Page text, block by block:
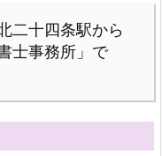
二十四条駅から
士事務所」で